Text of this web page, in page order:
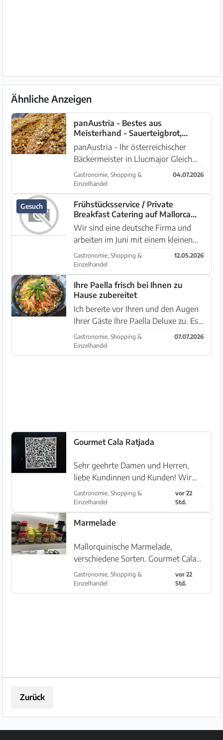
Ähnliche Anzeigen
panAustria - Bestes aus
Meisterhand - Sauerteigbrot,
Leberkas und vieles mehr ...
panAustria - Ihr österreichischer
Bäckermeister in Llucmajor Gleich
neben dem Müller Drogeriemarkt
finden Sie unsere Bäckerei mit
Sitzgelegenheiten. Wir bieten täglich
frisch Gebackenes vom Brot üb...
Gastronomie, Shopping &
Einzelhandel
04.07.2026
Gesuch
Frühstücksservice / Private
Breakfast Catering auf Mallorca
gesucht
Wir sind eine deutsche Firma und
arbeiten im Juni mit einem kleinen
Team von ca. 6–8 Personen aus
einem Haus in Maioris Decima
(Mallorca). Dafür suchen wir
jemanden, der punktuell einen
Frühstücksser...
Gastronomie, Shopping &
Einzelhandel
12.05.2026
Ihre Paella frisch bei Ihnen zu
Hause zubereitet
Ich bereite vor Ihren und den Augen
Ihrer Gäste Ihre Paella Deluxe zu. Es
kommen nur frische und
ausgesuchte Produkte in Ihre Paella
und ich bereite diese angelehnt an
Gastronomie, Shopping &
Einzelhandel
07.07.2026
Gourmet Cala Ratjada
Sehr geehrte Damen und Herren,
liebe Kundinnen und Kunden! Wir
laden Sie ein, das Geschäft für
regionale Produkte Gourmet Cala
Ratjada zu besuchen! Vorrätig ist ein
großes Sortiment an lokalen
Gastronomie, Shopping &
Einzelhandel
vor 22
Std.
Marmelade
Mallorquinische Marmelade,
verschiedene Sorten. Gourmet Cala
Ratjada Avenida Cala Agulla 35.
07590. Cala Ratjada. Baleares
Öffnungszeiten: Montag bis
Gastronomie, Shopping &
Einzelhandel
vor 22
Std.
Zurück